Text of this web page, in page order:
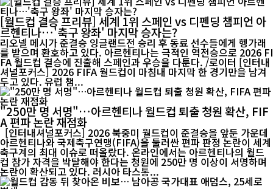
[월드컵 결승 프리뷰] 세계 1위 스페인 vs 디펜딩 챔피언 아
르헨티나…'축구 왕좌' 마지막 승자는?
리오넬 메시가 준결승 잉글랜드전 승리 후 동료 선수들에게 헹가래
를 받으며 환호하고 있다. 아르헨티나는 극적인 역전승으로 2026 FI
FA 월드컵 결승에 진출해 스페인과 우승을 다툰다. /로이터 [인터내
셔널포커스] 2026 FIFA 월드컵이 마침내 마지막 한 경기만을 남겨
두고 있다. 유럽 챔...
"250만 명 서명"…아르헨티나 월드컵 퇴출 청원 확산, FIF
A 편파 논란 재점화
[인터내셔널포커스] 2026 북중미 월드컵이 준결승을 앞둔 가운데
아르헨티나와 국제축구연맹(FIFA)을 둘러싼 편파 판정 논란이 세계
축구계의 최대 이슈로 떠올랐다. 온라인에서는 아르헨티나의 월드
컵 참가 자격을 박탈해야 한다는 청원에 250만 명 이상이 서명하며
논란이 확산되고 있다. 러시아 타스통...